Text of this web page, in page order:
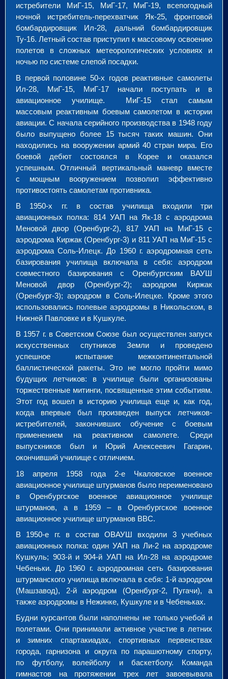
истребители МиГ-15, МиГ-17, МиГ-19, всепогодный
ночной истребитель-перехватчик Як-25, фронтовой
бомбардировщик Ил-28, дальний бомбардировщик
Ту-16. Летный состав приступил к массовому освоению
полетов в сложных метеорологических условиях и
ночью по системе слепой посадки.
В первой половине 50-х годов реактивные самолеты
Ил-28, МиГ-15, МиГ-17 начали поступать и в
авиационное училище. МиГ-15 стал самым
массовым реактивным боевым самолетом в истории
авиации. С начала серийного производства в 1948 году
было выпущено более 15 тысяч таких машин. Они
находились на вооружении армий 40 стран мира. Его
боевой дебют состоялся в Корее и оказался
успешным. Отличный вертикальный маневр вместе
с мощным вооружением позволил эффективно
противостоять самолетам противника.
В 1950-х гг. в состав училища входили три
авиационных полка: 814 УАП на Як-18 с аэродрома
Меновой двор (Оренбург-2), 817 УАП на МиГ-15 с
аэродрома Киржак (Оренбург-3) и 811 УАП на МиГ-15 с
аэродрома Соль-Илецк. До 1960 г. аэродромная сеть
базирования училища включала в себя: аэродром
совместного базирования с Оренбургским ВАУШ
Меновой двор (Оренбург-2); аэродром Киржак
(Оренбург-3); аэродром в Соль-Илецке. Кроме этого
использовались полевые аэродромы в Никольском, в
Нижней Павловке и в Кушкуле.
В 1957 г. в Советском Союзе был осуществлен запуск
искусственных спутников Земли и проведено
успешное испытание межконтинентальной
баллистической ракеты. Это не могло пройти мимо
будущих летчиков: в училище были организованы
торжественные митинги, посвященные этим событиям.
Этот год вошел в историю училища еще и, как год,
когда впервые был произведен выпуск летчиков-
истребителей, закончивших обучение с боевым
применением на реактивном самолете. Среди
выпускников был и Юрий Алексеевич Гагарин,
окончивший училище с отличием.
18 апреля 1958 года 2-е Чкаловское военное
авиационное училище штурманов было переименовано
в Оренбургское военное авиационное училище
штурманов, а в 1959 – в Оренбургское военное
авиационное училище штурманов ВВС.
В 1950-е гг. в состав ОВАУШ входили 3 учебных
авиационных полка: один УАП на Ли-2 на аэродроме
Кушкуль; 903-й и 904-й УАП на Ил-28 на аэродроме
Чебеньки. До 1960 г. аэродромная сеть базирования
штурманского училища включала в себя: 1-й аэродром
(Машзавод), 2-й аэродром (Оренбург-2, Пугачи), а
также аэродромы в Нежинке, Кушкуле и в Чебеньках.
Будни курсантов были наполнены не только учебой и
полетами. Они принимали активное участие в летних
и зимних спартакиадах, спортивных первенствах
города, гарнизона и округа по парашютному спорту,
по футболу, волейболу и баскетболу. Команда
гимнастов на протяжении трех лет завоевывала